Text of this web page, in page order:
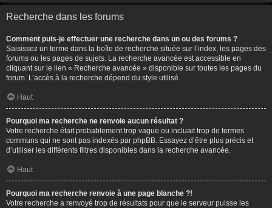
Recherche dans les forums
Comment puis-je effectuer une recherche dans un ou des forums ?
Saisissez un terme dans la boîte de recherche située sur l’index, les pages des
forums ou les pages de sujets. La recherche avancée est accessible en
cliquant sur le lien « Recherche avancée » disponible sur toutes les pages du
forum. L’accès à la recherche dépend du style utilisé.
Haut
Pourquoi ma recherche ne renvoie aucun résultat ?
Votre recherche était probablement trop vague ou incluait trop de termes
communs qui ne sont pas indexés par phpBB. Essayez d’être plus précis et
d’utiliser les différents filtres disponibles dans la recherche avancée.
Haut
Pourquoi ma recherche renvoie à une page blanche ?!
Votre recherche a renvoyé trop de résultats pour que le serveur puisse les